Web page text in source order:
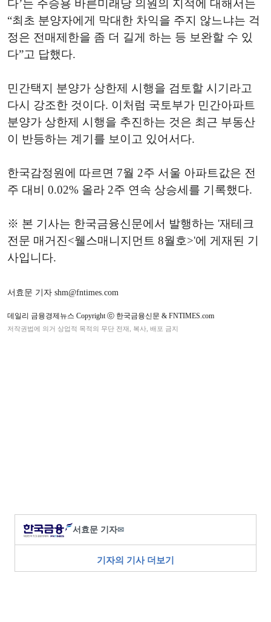
다’는 주승용 바른미래당 의원의 지적에 대해서는
“최초 분양자에게 막대한 차익을 주지 않느냐는 걱
정은 전매제한을 좀 더 길게 하는 등 보완할 수 있
다”고 답했다.
민간택지 분양가 상한제 시행을 검토할 시기라고
다시 강조한 것이다. 이처럼 국토부가 민간아파트
분양가 상한제 시행을 추진하는 것은 최근 부동산
이 반등하는 계기를 보이고 있어서다.
한국감정원에 따르면 7월 2주 서울 아파트값은 전
주 대비 0.02% 올라 2주 연속 상승세를 기록했다.
※ 본 기사는 한국금융신문에서 발행하는 '재테크
전문 매거진<웰스매니지먼트 8월호>'에 게재된 기
사입니다.
서효문 기자 shm@fntimes.com
데일리 금융경제뉴스 Copyright ⓒ 한국금융신문 & FNTIMES.com
저작권법에 의거 상업적 목적의 무단 전재, 복사, 배포 금지
서효문 기자✉
기자의 기사 더보기